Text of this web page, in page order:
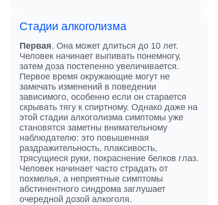
Стадии алкоголизма
Первая. Она может длиться до 10 лет.
Человек начинает выпивать понемногу,
затем доза постепенно увеличивается.
Первое время окружающие могут не
замечать изменений в поведении
зависимого, особенно если он старается
скрывать тягу к спиртному. Однако даже на
этой стадии алкоголизма симптомы уже
становятся заметны внимательному
наблюдателю: это повышенная
раздражительность, плаксивость,
трясущиеся руки, покраснение белков глаз.
Человек начинает часто страдать от
похмелья, а неприятные симптомы
абстинентного синдрома заглушает
очередной дозой алкоголя.